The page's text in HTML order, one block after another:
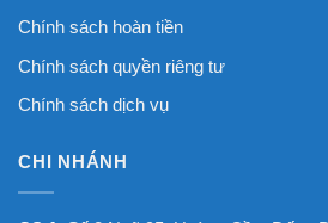
Chính sách hoàn tiền
Chính sách quyền riêng tư
Chính sách dịch vụ
CHI NHÁNH